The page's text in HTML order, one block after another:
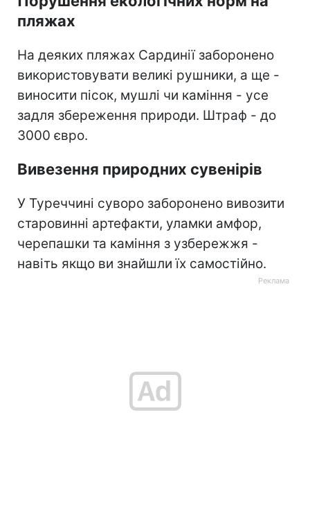
пляжах
На деяких пляжах Сардинії заборонено
використовувати великі рушники, а ще -
виносити пісок, мушлі чи каміння - усе
задля збереження природи. Штраф - до
3000 євро.
Вивезення природних сувенірів
У Туреччині суворо заборонено вивозити
старовинні артефакти, уламки амфор,
черепашки та каміння з узбережжя -
навіть якщо ви знайшли їх самостійно.